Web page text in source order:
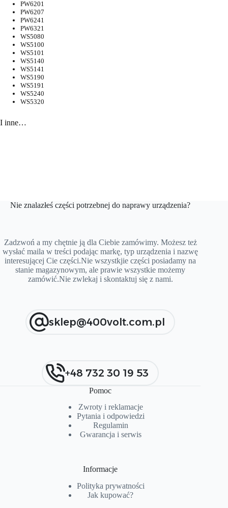
PW6201
PW6207
PW6241
PW6321
WS5080
WS5100
WS5101
WS5140
WS5141
WS5190
WS5191
WS5240
WS5320
I inne…
Nie znalazłeś części potrzebnej do naprawy urządzenia?
Zadzwoń a my chętnie ją dla Ciebie zamówimy. Możesz też
wysłać maila w treści podając markę, typ urządzenia i nazwę
interesującej Cie części.Nie wszystkjie części posiadamy na
stanie magazynowym, ale prawie wszystkie możemy
zamówić.Nie zwlekaj i skontaktuj się z nami.
sklep@400volt.com.pl
+48 732 30 19 53
Pomoc
Zwroty i reklamacje
Pytania i odpowiedzi
Regulamin
Gwarancja i serwis
Informacje
Polityka prywatności
Jak kupować?